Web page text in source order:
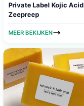
Private Label Kojic Acid
Zeepreep
MEER BEKIJKEN